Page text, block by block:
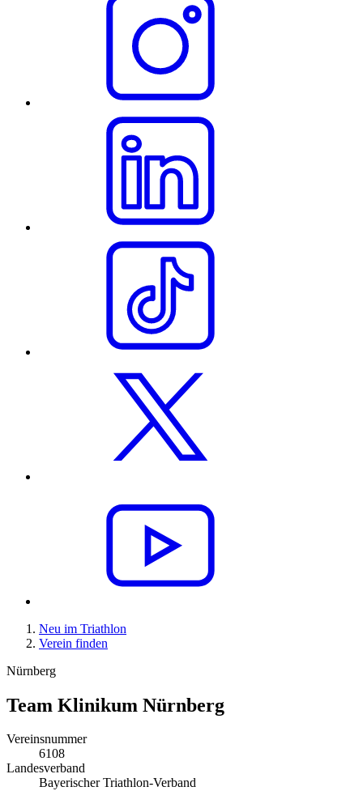
Neu im Triathlon
Verein finden
Nürnberg
Team Klinikum Nürnberg
Vereinsnummer
6108
Landesverband
Bayerischer Triathlon-Verband